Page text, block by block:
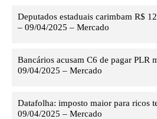
Deputados estaduais carimbam R$
– 09/04/2025 – Mercado
Bancários acusam C6 de pagar PLR
09/04/2025 – Mercado
Datafolha: imposto maior para ricos
09/04/2025 – Mercado